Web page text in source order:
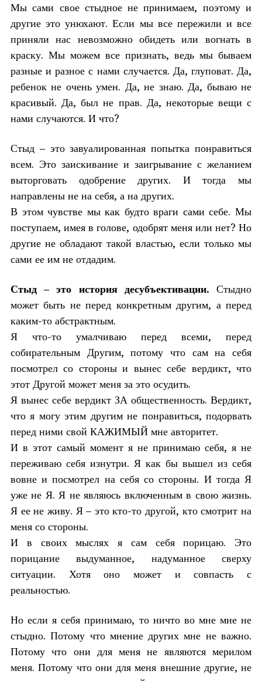
Мы сами свое стыдное не принимаем, поэтому и
другие это унюхают. Если мы все пережили и все
приняли нас невозможно обидеть или вогнать в
краску. Мы можем все признать, ведь мы бываем
разные и разное с нами случается. Да, глуповат. Да,
ребенок не очень умен. Да, не знаю. Да, бываю не
красивый. Да, был не прав. Да, некоторые вещи с
нами случаются. И что?
Стыд – это завуалированная попытка понравиться
всем. Это заискивание и заигрывание с желанием
выторговать одобрение других. И тогда мы
направлены не на себя, а на других.
В этом чувстве мы как будто враги сами себе. Мы
поступаем, имея в голове, одобрят меня или нет? Но
другие не обладают такой властью, если только мы
сами ее им не отдадим.
Стыд – это история десубъективации. Стыдно
может быть не перед конкретным другим, а перед
каким-то абстрактным.
Я что-то умалчиваю перед всеми, перед
собирательным Другим, потому что сам на себя
посмотрел со стороны и вынес себе вердикт, что
этот Другой может меня за это осудить.
Я вынес себе вердикт ЗА общественность. Вердикт,
что я могу этим другим не понравиться, подорвать
перед ними свой КАЖИМЫЙ мне авторитет.
И в этот самый момент я не принимаю себя, я не
переживаю себя изнутри. Я как бы вышел из себя
вовне и посмотрел на себя со стороны. И тогда Я
уже не Я. Я не являюсь включенным в свою жизнь.
Я ее не живу. Я – это кто-то другой, кто смотрит на
меня со стороны.
И в своих мыслях я сам себя порицаю. Это
порицание выдуманное, надуманное сверху
ситуации. Хотя оно может и совпасть с
реальностью.
Но если я себя принимаю, то ничто во мне мне не
стыдно. Потому что мнение других мне не важно.
Потому что они для меня не являются мерилом
меня. Потому что они для меня внешние другие, не